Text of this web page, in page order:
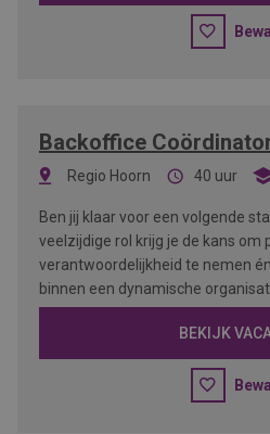
Backoffice
Regio Hoorn 40 uur
Ben jij klaar voor een volgende
veelzijdige rol krijg je de kans om
verantwoordelijkheid te nemen
binnen een dynamische
BEKIJK